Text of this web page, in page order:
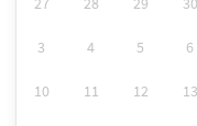
3 4 5 6
10 11 12 13